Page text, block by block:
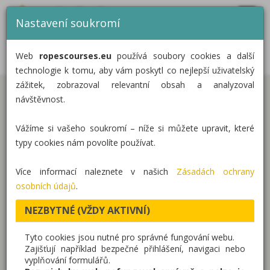
KATEGORIE
KONTAKT
LANOVÝ PARK – PLEŠIVEC
Na Plešivci jsme realizovali lanový park, který
atrakce v horském prostředí. Areál nabízí široké
možnosti aktivního trávení volného času v lokalitě.
Součástí realizace jsou lanová centra umístěná ve
stromech, která umožňují pohyb ve výšce a
navrženy pro různé úrovně obtížnosti, takže si na své
přijdou začátečníci i zkušenější návštěvníci.
Nastavení soukromí
Web ropescourses.eupoužívá soubory cookies a další
technologie k tomu, aby vám poskytl co nejlepší uživatelský
zážitek, zobrazoval relevantní obsah a analyzoval
návštěvnost.
Vážíme si vašeho soukromí – níže si můžete upravit, které
typy cookies nám povolíte používat.
Více informací naleznete v našich Zásadách ochrany
osobních údajů.
NEZBYTNÉ (VŽDY AKTIVNÍ)
Tyto cookies jsou nutné pro správné fungování webu.
Zajišťují například bezpečné přihlášení, navigaci nebo
vyplňování formulářů.